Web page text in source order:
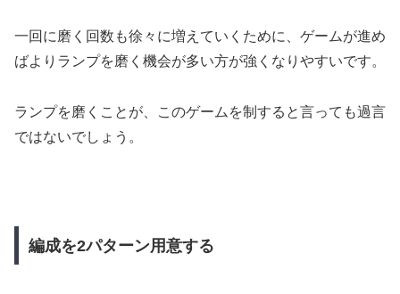
一回に磨く回数も徐々に増えていくために、ゲームが進め
ばよりランプを磨く機会が多い方が強くなりやすいです。
ランプを磨くことが、このゲームを制すると言っても過言
ではないでしょう。
編成を2パターン用意する